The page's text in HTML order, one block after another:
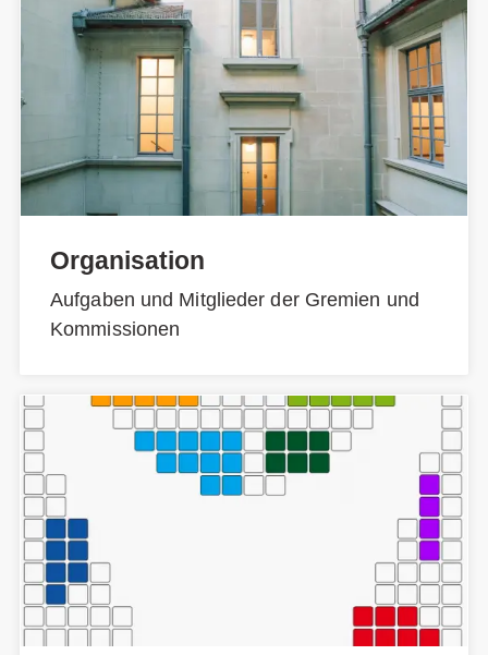
Organisation
Aufgaben und Mitglieder der Gremien und
Kommissionen